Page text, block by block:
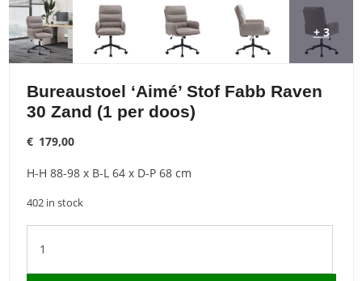
+ 3
Bureaustoel ‘Aimé’ Stof Fabb Raven
30 Zand (1 per doos)
€ 179,00
H-H 88-98 x B-L 64 x D-P 68 cm
402 in stock
'Aimé'